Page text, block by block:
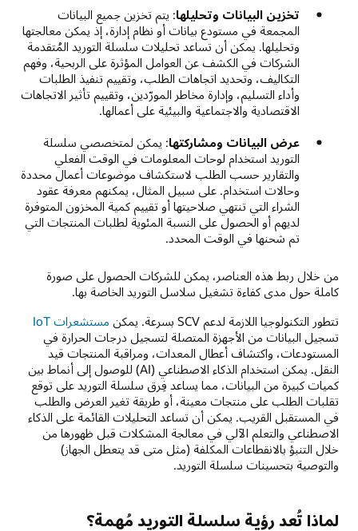
تخزين البيانات وتحليلها: يتم تخزين جميع البيانات
المجمعة في مستودع بيانات أو نظام إدارة، إذ يمكن معالجتها
وتحليلها. يمكن أن تساعد تحليلات سلسلة التوريد المُتقدمة
الشركات في الكشف عن العوامل المؤثرة على الربحية، وفهم
التكاليف، وتحديد اتجاهات الطلب، وتقييم تنفيذ الطلبات
وأداء التسليم، وإدارة مخاطر المورّدين، وتقييم تأثير الاتجاهات
الاقتصادية والاجتماعية والبيئية على أعمالها.
عرض البيانات ومشاركتها: يمكن لمتخصصي سلسلة
التوريد استخدام لوحات المعلومات في الوقت الفعلي
والتقارير حسب الطلب لاستكشاف موضوعات أعمال محددة
وحالات استخدام. على سبيل المثال، يمكنهم معرفة عقود
الشراء التي تنتهي صلاحيتها أو تقييم كمية المخزون المتوفرة
لديهم أو الحصول على النسبة المئوية لطلبات المنتجات التي
تم شحنها في الوقت المحدد.
من خلال ربط هذه العناصر، يمكن للشركات الحصول على صورة
كاملة حول مدى كفاءة تشغيل سلاسل التوريد الخاصة بها.
تتطور التكنولوجيا اللازمة لدعم SCV بسرعة. يمكن
مستشعرات IoT
تسجيل البيانات من الأجهزة المتصلة لتسجيل درجات الحرارة في
المستودعات، واكتشاف أعطال المعدات، ومراقبة المنتجات قيد
النقل. يمكن استخدام الذكاء الاصطناعي (AI) للوصول إلى أنماط بين
كميات كبيرة من البيانات، مما يساعد فِرق سلسلة التوريد على توقع
تقلبات الطلب على منتجات معينة، أو طريقة تغير العرض والطلب
في المستقبل القريب. يمكن أن تساعد التحليلات القائمة على الذكاء
الاصطناعي والتعلم الآلي في معالجة المشكلات قبل ظهورها من
خلال التنبؤ بالانقطاعات المكلفة (مثل متى قد يتعطل الجهاز)
والتوصية بتحسينات سلسلة التوريد.
لماذا تُعد رؤية سلسلة التوريد مُهمة؟